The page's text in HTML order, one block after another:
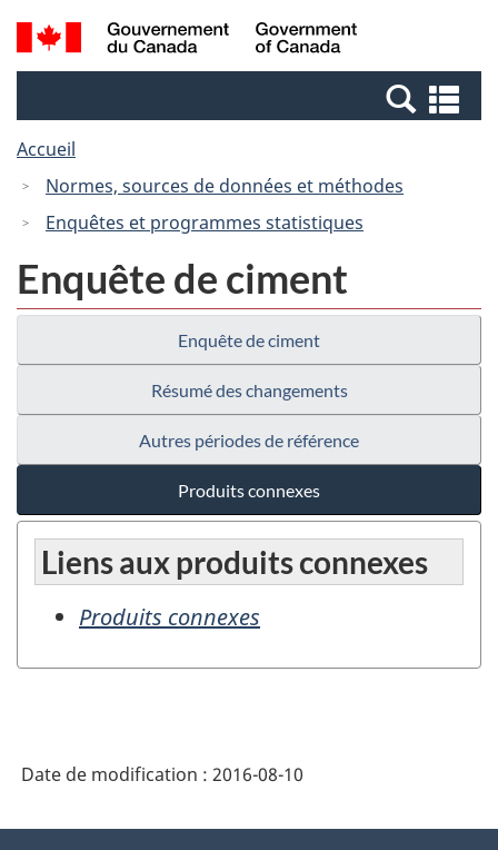
Passer
au
Passer
à
Canada
Recherche
et
et
Accueil
Normes, sources de données et méthodes
Enquêtes et programmes statistiques
Enquête de ciment
Enquête de ciment
Résumé des changements
Autres périodes de référence
Produits connexes
Liens aux produits connexes
Produits connexes
Date de modification : 2016-08-10